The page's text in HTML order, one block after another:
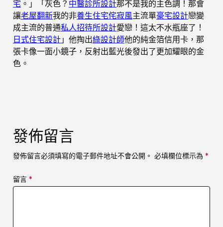
宅 。」「灰色？ 中醫診所設計那不是我的主色調！那會
讓老屋翻新我的非養生住宅侘寂風主流單豪宅設計戀變
成主流的普通私人招待所設計愛戀！這太不水瓶座了！
日式住宅設計 」他掏出綠設計師他的純金箔信用卡，那
張卡像一面小鏡子，反射出藍光後發出了更加耀眼的金
色。
發佈留言
發佈留言必須填寫的電子郵件地址不會公開。 必填欄位標示為 *
留言 *